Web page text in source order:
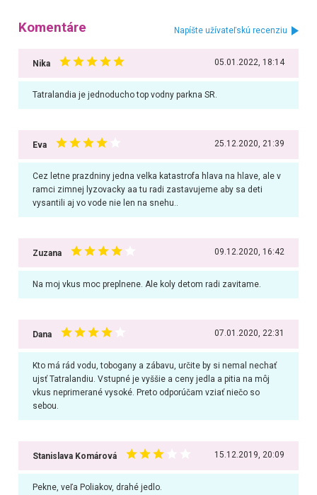
Komentáre Napíšte užívateľskú recenziu
Nika 05.01.2022, 18:14
Tatralandia je jednoducho top vodny parkna SR.
Eva 25.12.2020, 21:39
Cez letne prazdniny jedna velka katastrofa hlava na hlave, ale v
ramci zimnej lyzovacky aa tu radi zastavujeme aby sa deti
vysantili aj vo vode nie len na snehu..
Zuzana 09.12.2020, 16:42
Na moj vkus moc preplnene. Ale koly detom radi zavitame.
Dana 07.01.2020, 22:31
Kto má rád vodu, tobogany a zábavu, určite by si nemal nechať
ujsť Tatralandiu. Vstupné je vyššie a ceny jedla a pitia na môj
vkus neprimerané vysoké. Preto odporúčam vziať niečo so
sebou.
Stanislava Komárová 15.12.2019, 20:09
Pekne, veľa Poliakov, drahé jedlo.